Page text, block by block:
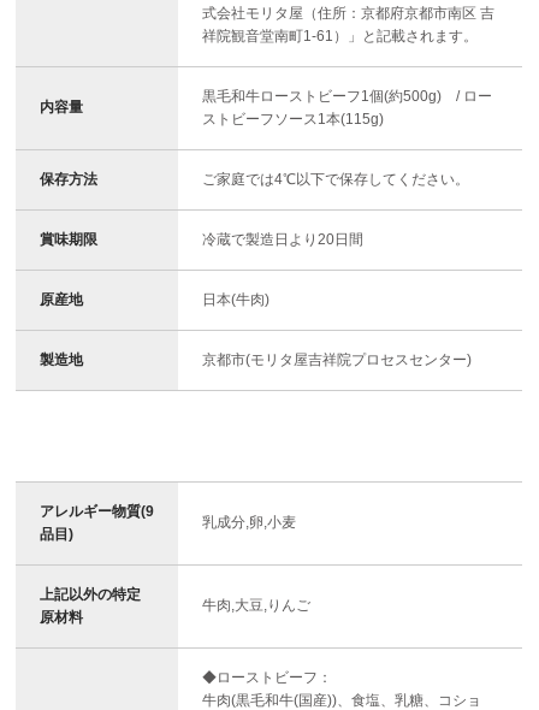
式会社モリタ屋（住所：京都府京都市南区 吉
祥院観音堂南町1-61）」と記載されます。
内容量
黒毛和牛ローストビーフ1個(約500g) / ロー
ストビーフソース1本(115g)
保存方法 ご家庭では4℃以下で保存してください。
賞味期限 冷蔵で製造日より20日間
原産地 日本(牛肉)
製造地 京都市(モリタ屋吉祥院プロセスセンター)
アレルギー物質(9
品目)
乳成分,卵,小麦
上記以外の特定
原材料
牛肉,大豆,りんご
◆ローストビーフ：
牛肉(黒毛和牛(国産))、食塩、乳糖、コショ